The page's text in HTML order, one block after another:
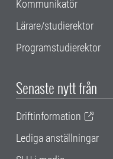
Kommunikatör
Lärare/studierektor
Programstudierektor
Senaste nytt från
Driftinformation
Lediga anställningar